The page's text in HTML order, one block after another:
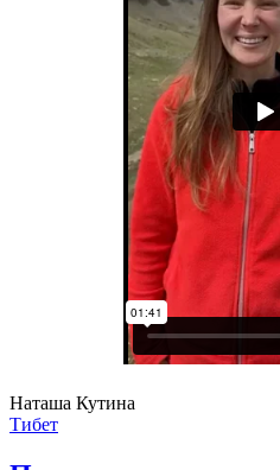
Наташа Кутина
Тибет